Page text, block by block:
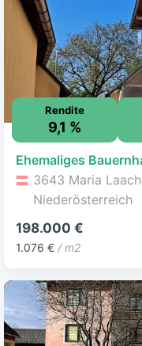
Rendite
9,1 %
Ehemaliges
3643 Maria Laach
Niederösterreich
198.000 €
1.076 € / m2